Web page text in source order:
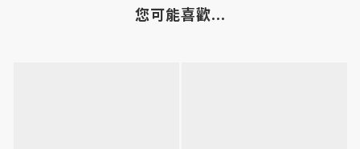
您可能喜歡...